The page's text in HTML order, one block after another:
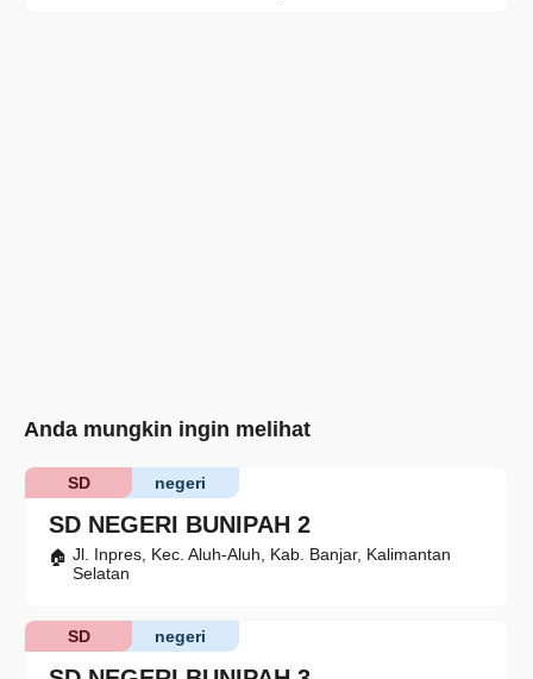
Anda mungkin ingin melihat
SD NEGERI BUNIPAH 2
negeri
SD
Jl. Inpres, Kec. Aluh-Aluh, Kab. Banjar, Kalimantan
Selatan
negeri
SD